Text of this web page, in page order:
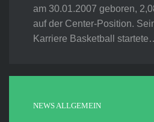
am 30.01.2007 geboren,
auf der Center-Position.
Karriere Basketball
NEWS ALLGEMEIN